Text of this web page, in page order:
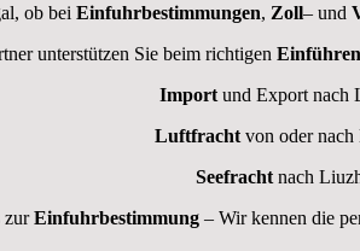
ob bei Einfuhrbestimmungen, Zoll– und
unterstützen Sie beim richtigen Einführen
Import und Export nach
Luftfracht von oder
Seefrachtnach
Einfuhrbestimmung– Wir kennen die